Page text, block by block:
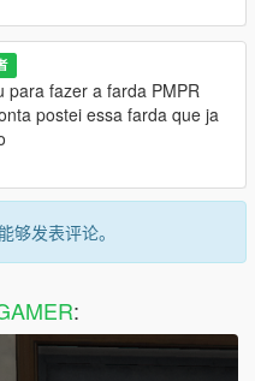
para fazer a farda PMPR
postei essa farda que ja
够发表评论。
: